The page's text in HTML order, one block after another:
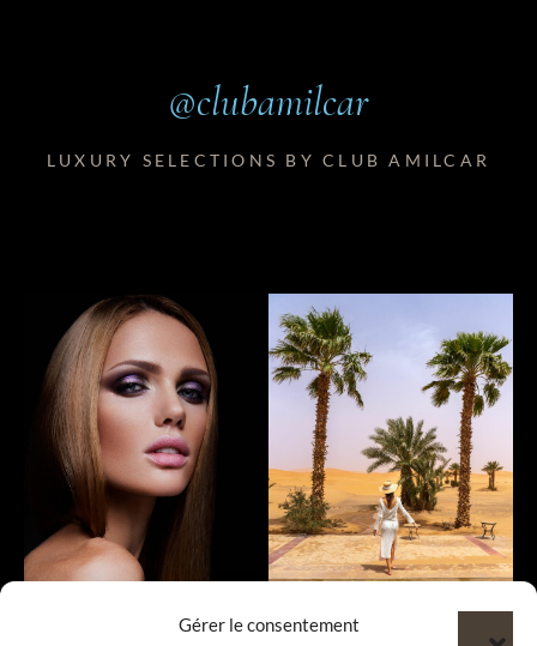
Gérer le consentement
@clubamilcar
LUXURY SELECTIONS BY CLUB AMILCAR